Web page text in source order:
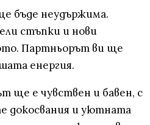
бъде неудържима.
стъпки и нови
Партньорът ви ще
енергия.
ще е чувствен и бавен, с
докосвания и уютната